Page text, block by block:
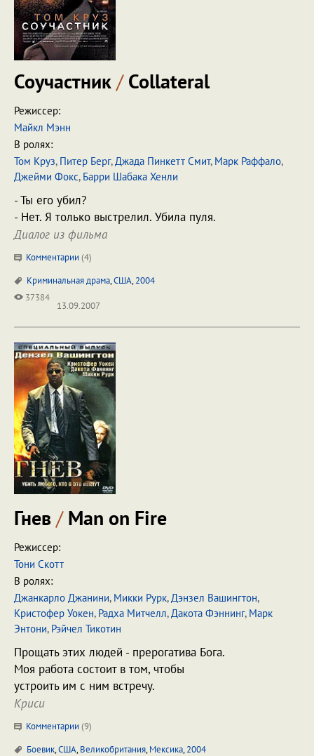
Соучастник/Collateral
Режиссер:
Майкл Мэнн
В ролях:
Том Круз, Питер Берг,Джада Пинкетт Смит, Марк Раффало,
Джейми Фокс, Барри Шабака Хенли
- Ты его убил?
- Нет. Я только выстрелил. Убила пуля.
Диалог из фильма
Комментарии (4)
Криминальная драма,США,2004
37384
13.09.2007
Гнев/Man on Fire
Режиссер:
Тони Скотт
В ролях:
Джанкарло Джанини, Микки Рурк,Дэнзел Вашингтон,
Кристофер Уокен, Радха Митчелл,Дакота Фэннинг, Марк
Энтони, Рэйчел Тикотин
Прощать этих людей - прерогатива Бога.
Моя работа состоит в том, чтобы
устроить им с ним встречу.
Криси
Комментарии (9)
Боевик,США,Великобритания,Мексика,2004